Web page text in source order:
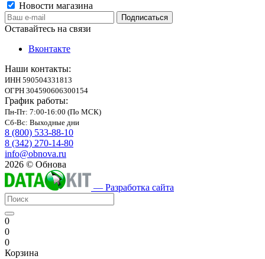
Новости магазина
Оставайтесь на связи
Вконтакте
Наши контакты:
ИНН 590504331813
ОГРН 304590606300154
График работы:
Пн-Пт: 7:00-16:00 (По МСК)
Сб-Вс: Выходные дни
8 (800) 533-88-10
8 (342) 270-14-80
info@obnova.ru
2026 © Обнова
— Разработка сайта
0
0
0
Корзина